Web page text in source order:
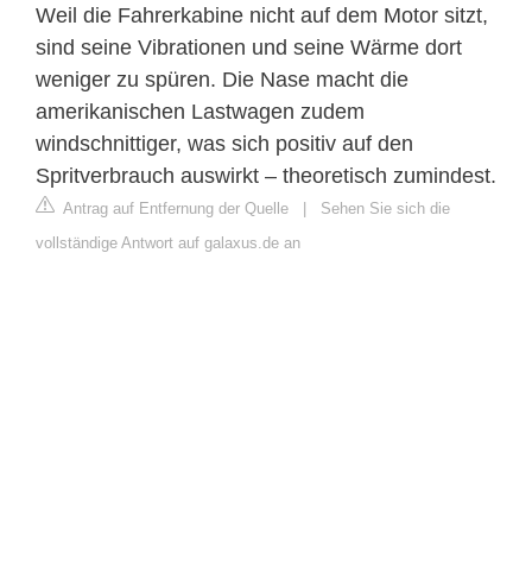
Weil die Fahrerkabine nicht auf dem Motor sitzt,
sind seine Vibrationen und seine Wärme dort
weniger zu spüren. Die Nase macht die
amerikanischen Lastwagen zudem
windschnittiger, was sich positiv auf den
Spritverbrauch auswirkt – theoretisch zumindest.
Antrag auf Entfernung der Quelle | Sehen Sie sich die
vollständige Antwort auf galaxus.de an